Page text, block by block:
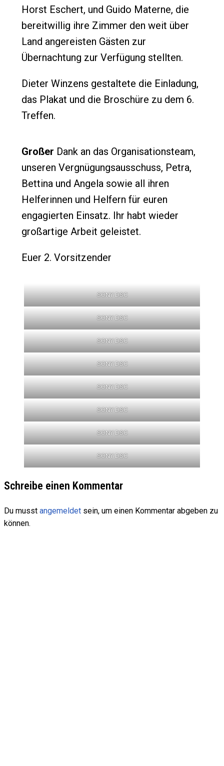
Horst Eschert, und Guido Materne, die
bereitwillig ihre Zimmer den weit über
Land angereisten Gästen zur
Übernachtung zur Verfügung stellten.
Dieter Winzens gestaltete die Einladung,
das Plakat und die Broschüre zu dem 6.
Treffen.
Großer Dank an das Organisationsteam,
unseren Vergnügungsausschuss, Petra,
Bettina und Angela sowie all ihren
Helferinnen und Helfern für euren
engagierten Einsatz. Ihr habt wieder
großartige Arbeit geleistet.
Euer 2. Vorsitzender
SONY DSC
SONY DSC
SONY DSC
SONY DSC
SONY DSC
SONY DSC
SONY DSC
SONY DSC
Schreibe einen Kommentar
Du musst angemeldet sein, um einen Kommentar abgeben zu
können.